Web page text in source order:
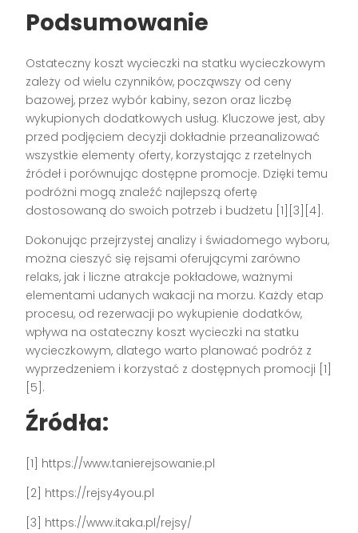
Podsumowanie
Ostateczny koszt wycieczki na statku wycieczkowym
zależy od wielu czynników, począwszy od ceny
bazowej, przez wybór kabiny, sezon oraz liczbę
wykupionych dodatkowych usług. Kluczowe jest, aby
przed podjęciem decyzji dokładnie przeanalizować
wszystkie elementy oferty, korzystając z rzetelnych
źródeł i porównując dostępne promocje. Dzięki temu
podróżni mogą znaleźć najlepszą ofertę
dostosowaną do swoich potrzeb i budżetu [1][3][4].
Dokonując przejrzystej analizy i świadomego wyboru,
można cieszyć się rejsami oferującymi zarówno
relaks, jak i liczne atrakcje pokładowe, ważnymi
elementami udanych wakacji na morzu. Każdy etap
procesu, od rezerwacji po wykupienie dodatków,
wpływa na ostateczny koszt wycieczki na statku
wycieczkowym, dlatego warto planować podróż z
wyprzedzeniem i korzystać z dostępnych promocji [1]
[5].
Źródła:
[1] https://www.tanierejsowanie.pl
[2] https://rejsy4you.pl
[3] https://www.itaka.pl/rejsy/